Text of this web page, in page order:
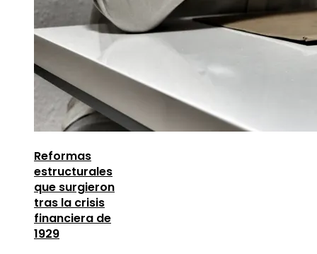
Reformas
estructurales
que surgieron
tras la crisis
financiera de
1929